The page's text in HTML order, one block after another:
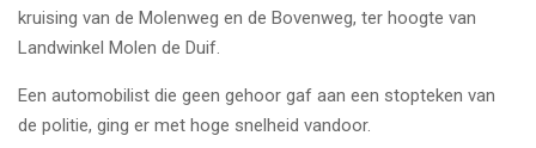
kruising van de Molenweg en de Bovenweg, ter hoogte van
Landwinkel Molen de Duif.
Een automobilist die geen gehoor gaf aan een stopteken van
de politie, ging er met hoge snelheid vandoor.